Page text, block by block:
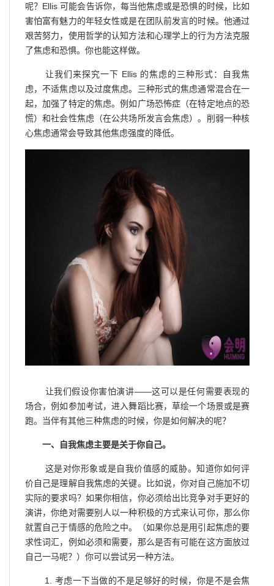
呢？Ellis 可能会告诉你，每当他焦虑或是恐惧的时候，比如
害怕富有魅力的年轻女性或是在团队前发言的时候。他通过
艰苦努力，使用哲学的认知方法和心理学上的行为方法克服
了焦虑和恐惧。你也能这样做。
让我们来探究一下 Ellis 的焦虑的三种形式：自我焦
虑，不适焦虑以及过度焦虑。三种形式的焦虑通常混合在一
起，加强了特定的焦虑。例如广场恐怖症（在特定地点的恐
慌）和社会性焦虑（在公共场所发言会焦虑）。削弱一种核
心焦虑通常会导致其他焦虑强度的降低。
让我们假设你害怕演讲——这可以是任何需要表现的
场合，例如参加考试，进入舞蹈比赛，草绘一个场景或是赛
跑。当伴有其他三种焦虑的时候，你是如何解决的呢？
一、自我焦虑主要是关于你自己。
这是对你形象或是自我价值感的威胁。知道你如何评
价自己是理解自我焦虑的关键。比如说，你对自己施加不切
实际的要求吗？如果你相信，你必须给出比竞争对手更好的
演讲，你绝对需要别人以一种积极的方式来认可你，那么你
就置自己于情感的危险之中。（如果你总是用引起焦虑的要
求性词汇，例如必须和需要，那么是否有可能在这方面放过
自己一马呢？）你可以尝试另一种方法。
1. 考虑一下当做的不是足够好的时候，你是不是会焦